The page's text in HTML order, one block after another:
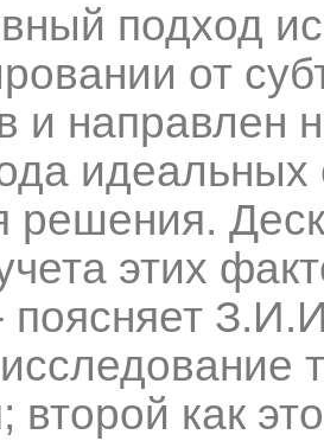
подход
от
и направлен
решения.
этих
поясняет
второй как